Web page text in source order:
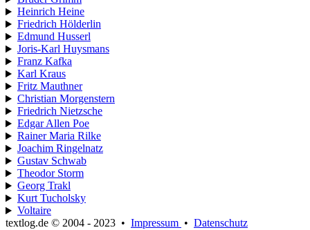
Heinrich Heine
Friedrich Hölderlin
Edmund Husserl
Joris-Karl Huysmans
Franz Kafka
Karl Kraus
Fritz Mauthner
Christian Morgenstern
Friedrich Nietzsche
Edgar Allen Poe
Rainer Maria Rilke
Joachim Ringelnatz
Gustav Schwab
Theodor Storm
Georg Trakl
Kurt Tucholsky
Voltaire
textlog.de © 2004 - 2023 • Impressum • Datenschutz